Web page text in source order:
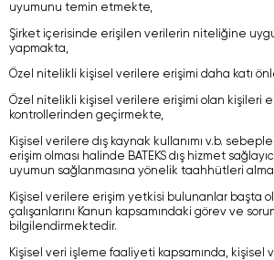
uyumunu temin etmekte,
Şirket içerisinde erişilen verilerin niteliğine
yapmakta,
Özel nitelikli kişisel verilere erişimi daha katı
Özel nitelikli kişisel verilere erişimi olan kişileri
kontrollerinden geçirmekte,
Kişisel verilere dış kaynak kullanımı v.b.
erişim olması halinde BATEKS dış hizmet
uyumun sağlanmasına yönelik taahhütleri
Kişisel verilere erişim yetkisi bulunanlar başta
çalışanlarını Kanun kapsamındaki görev ve
bilgilendirmektedir.
Kişisel veri işleme faaliyeti kapsamında, kişisel